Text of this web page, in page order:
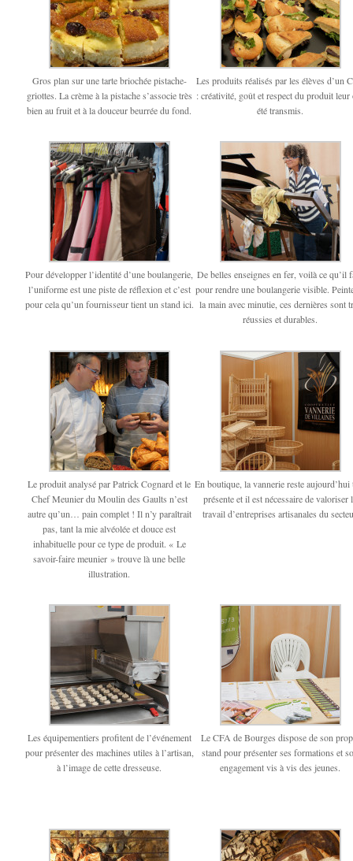
Gros plan sur une tarte briochée pistache-
griottes. La crème à la pistache s’associe très
bien au fruit et à la douceur beurrée du fond.
Les produits réalisés par les élèves d’un
: créativité, goût et respect du produit leur
été transmis.
Pour développer l’identité d’une boulangerie,
l’uniforme est une piste de réflexion et c’est
pour cela qu’un fournisseur tient un stand ici.
De belles enseignes en fer, voilà ce qu’il
pour rendre une boulangerie visible.
la main avec minutie, ces dernières sont
réussies et durables.
Le produit analysé par Patrick Cognard et le
Chef Meunier du Moulin des Gaults n’est
autre qu’un… pain complet ! Il n’y paraîtrait
pas, tant la mie alvéolée et douce est
inhabituelle pour ce type de produit. « Le
savoir-faire meunier » trouve là une belle
illustration.
En boutique, la vannerie reste aujourd’hui
présente et il est nécessaire de valoriser
travail d’entreprises artisanales du
Les équipementiers profitent de l’événement
pour présenter des machines utiles à l’artisan,
à l’image de cette dresseuse.
Le CFA de Bourges dispose de son
stand pour présenter ses formations et
engagement vis à vis des jeunes.